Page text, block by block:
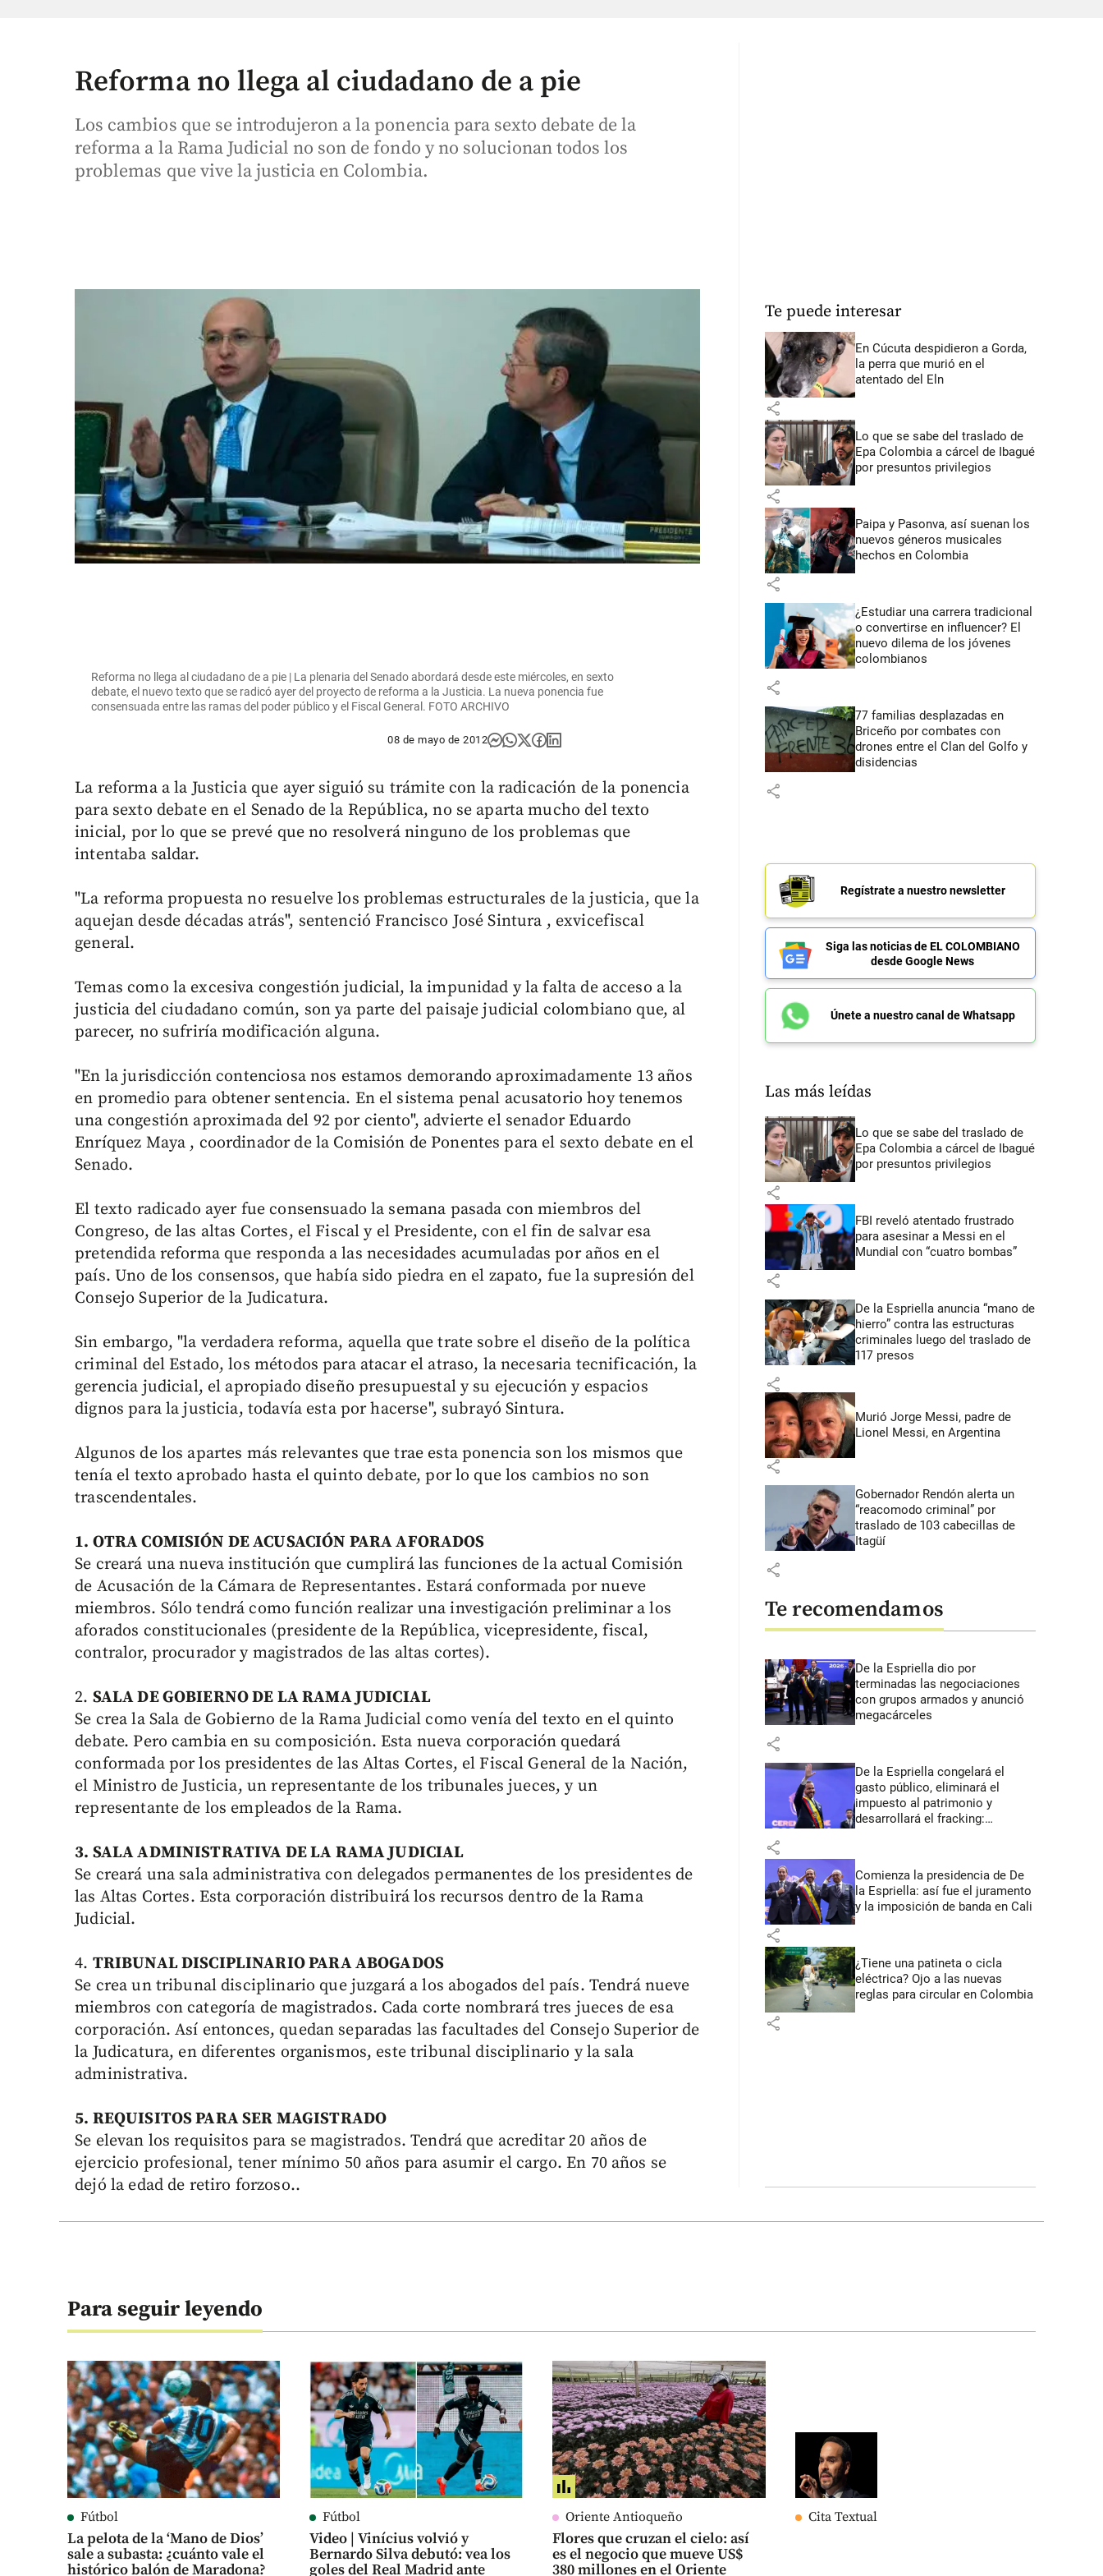
Reforma no llega al ciudadano de a pie
Los cambios que se introdujeron a la ponencia para sexto debate de la
reforma a la Rama Judicial no son de fondo y no solucionan todos los
problemas que vive la justicia en Colombia.
Reforma no llega al ciudadano de a pie | La plenaria del Senado abordará desde este miércoles, en sexto
debate, el nuevo texto que se radicó ayer del proyecto de reforma a la Justicia. La nueva ponencia fue
consensuada entre las ramas del poder público y el Fiscal General. FOTO ARCHIVO
08 de mayo de 2012
La reforma a la Justicia que ayer siguió su trámite con la radicación de la ponencia
para sexto debate en el Senado de la República, no se aparta mucho del texto
inicial, por lo que se prevé que no resolverá ninguno de los problemas que
intentaba saldar.
"La reforma propuesta no resuelve los problemas estructurales de la justicia, que la
aquejan desde décadas atrás", sentenció Francisco José Sintura , exvicefiscal
general.
Temas como la excesiva congestión judicial, la impunidad y la falta de acceso a la
justicia del ciudadano común, son ya parte del paisaje judicial colombiano que, al
parecer, no sufriría modificación alguna.
"En la jurisdicción contenciosa nos estamos demorando aproximadamente 13 años
en promedio para obtener sentencia. En el sistema penal acusatorio hoy tenemos
una congestión aproximada del 92 por ciento", advierte el senador Eduardo
Enríquez Maya , coordinador de la Comisión de Ponentes para el sexto debate en el
Senado.
El texto radicado ayer fue consensuado la semana pasada con miembros del
Congreso, de las altas Cortes, el Fiscal y el Presidente, con el fin de salvar esa
pretendida reforma que responda a las necesidades acumuladas por años en el
país. Uno de los consensos, que había sido piedra en el zapato, fue la supresión del
Consejo Superior de la Judicatura.
Sin embargo, "la verdadera reforma, aquella que trate sobre el diseño de la política
criminal del Estado, los métodos para atacar el atraso, la necesaria tecnificación, la
gerencia judicial, el apropiado diseño presupuestal y su ejecución y espacios
dignos para la justicia, todavía esta por hacerse", subrayó Sintura.
Algunos de los apartes más relevantes que trae esta ponencia son los mismos que
tenía el texto aprobado hasta el quinto debate, por lo que los cambios no son
trascendentales.
1. OTRA COMISIÓN DE ACUSACIÓN PARA AFORADOS
Se creará una nueva institución que cumplirá las funciones de la actual Comisión
de Acusación de la Cámara de Representantes. Estará conformada por nueve
miembros. Sólo tendrá como función realizar una investigación preliminar a los
aforados constitucionales (presidente de la República, vicepresidente, fiscal,
contralor, procurador y magistrados de las altas cortes).
2. SALA DE GOBIERNO DE LA RAMA JUDICIAL
Se crea la Sala de Gobierno de la Rama Judicial como venía del texto en el quinto
debate. Pero cambia en su composición. Esta nueva corporación quedará
conformada por los presidentes de las Altas Cortes, el Fiscal General de la Nación,
el Ministro de Justicia, un representante de los tribunales jueces, y un
representante de los empleados de la Rama.
3. SALA ADMINISTRATIVA DE LA RAMA JUDICIAL
Se creará una sala administrativa con delegados permanentes de los presidentes de
las Altas Cortes. Esta corporación distribuirá los recursos dentro de la Rama
Judicial.
4. TRIBUNAL DISCIPLINARIO PARA ABOGADOS
Se crea un tribunal disciplinario que juzgará a los abogados del país. Tendrá nueve
miembros con categoría de magistrados. Cada corte nombrará tres jueces de esa
corporación. Así entonces, quedan separadas las facultades del Consejo Superior de
la Judicatura, en diferentes organismos, este tribunal disciplinario y la sala
administrativa.
5. REQUISITOSPARA SER MAGISTRADO
Se elevan los requisitos para se magistrados. Tendrá que acreditar 20 años de
ejercicio profesional, tener mínimo 50 años para asumir el cargo. En 70 años se
dejó la edad de retiro forzoso..
Te puede interesar
En Cúcuta despidieron a Gorda,
la perra que murió en el
atentado del Eln
share
Lo que se sabe del traslado de
Epa Colombia a cárcel de Ibagué
por presuntos privilegios
share
Paipa y Pasonva, así suenan los
nuevos géneros musicales
hechos en Colombia
share
¿Estudiar una carrera tradicional
o convertirse en influencer? El
nuevo dilema de los jóvenes
colombianos
share
77 familias desplazadas en
Briceño por combates con
drones entre el Clan del Golfo y
disidencias
share
Regístrate a nuestro newsletter
Siga las noticias de EL COLOMBIANO
desde Google News
Únete a nuestro canal de Whatsapp
Las más leídas
Lo que se sabe del traslado de
Epa Colombia a cárcel de Ibagué
por presuntos privilegios
share
FBI reveló atentado frustrado
para asesinar a Messi en el
Mundial con “cuatro bombas”
share
De la Espriella anuncia “mano de
hierro” contra las estructuras
criminales luego del traslado de
117 presos
share
Murió Jorge Messi, padre de
Lionel Messi, en Argentina
share
Gobernador Rendón alerta un
“reacomodo criminal” por
traslado de 103 cabecillas de
Itagüí
share
Te recomendamos
De la Espriella dio por
terminadas las negociaciones
con grupos armados y anunció
megacárceles
share
De la Espriella congelará el
gasto público, eliminará el
impuesto al patrimonio y
desarrollará el fracking:
share
Comienza la presidencia de De
la Espriella: así fue el juramento
y la imposición de banda en Cali
share
¿Tiene una patineta o cicla
eléctrica? Ojo a las nuevas
reglas para circular en Colombia
share
Para seguir leyendo
Fútbol
La pelota de la ‘Mano de Dios’
sale a subasta: ¿cuánto vale el
histórico balón de Maradona?
Fútbol
Video | Vinícius volvió y
Bernardo Silva debutó: vea los
goles del Real Madrid ante
Oriente Antioqueño
Flores que cruzan el cielo: así
es el negocio que mueve US$
380 millones en el Oriente
Cita Textual